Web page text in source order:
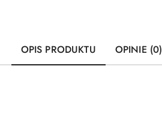
OPIS PRODUKTU OPINIE (0)